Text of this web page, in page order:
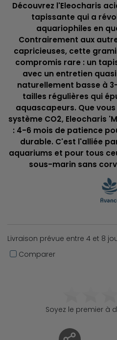
Découvrez l'Eleocharis
tapissante qui a
aquariophiles en
Contrairement aux
capricieuses, cette
compromis rare : un
avec un entretien
naturellement basse à
tailles régulières qui
aquascapeurs. Que
système CO2, Eleocharis
: 4-6 mois de patience
durable. C'est l'alliée
aquariums et pour tous
sous-marin sans
Livraison prévue entre 4 et 8
Comparer
Soyez le premier à